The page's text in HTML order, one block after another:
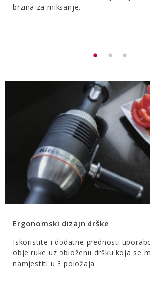
brzina za miksanje.
Ergonomski dizajn drške
Iskoristite i dodatne prednosti
obje ruke uz obloženu dršku koja se
namjestiti u 3 položaja.